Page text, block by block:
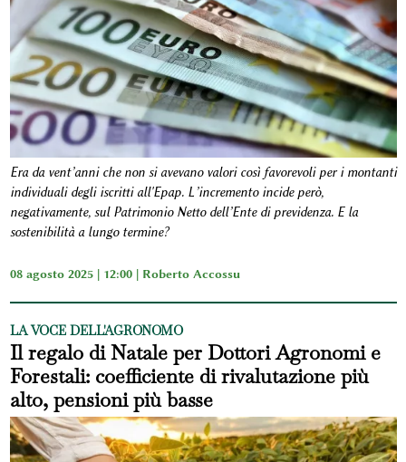
Era da vent’anni che non si avevano valori così favorevoli per i montanti
individuali degli iscritti all'Epap. L’incremento incide però,
negativamente, sul Patrimonio Netto dell’Ente di previdenza. E la
sostenibilità a lungo termine?
08 agosto 2025 | 12:00 | Roberto Accossu
LA VOCE DELL'AGRONOMO
Il regalo di Natale per Dottori Agronomi e
Forestali: coefficiente di rivalutazione più
alto, pensioni più basse